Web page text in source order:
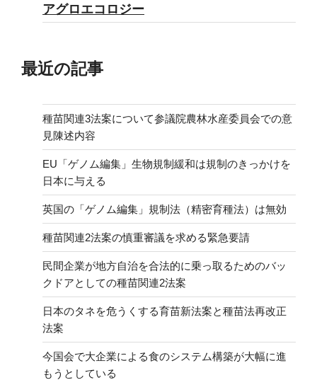
アグロエコロジー
最近の記事
種苗関連3法案について参議院農林水産委員会での意
見陳述内容
EU「ゲノム編集」生物規制緩和は規制のきっかけを
日本に与える
英国の「ゲノム編集」規制法（精密育種法）は無効
種苗関連2法案の慎重審議を求める緊急要請
民間企業が地方自治を合法的に乗っ取るためのバッ
クドアとしての種苗関連2法案
日本のタネを危うくする育苗新法案と種苗法再改正
法案
今国会で大企業による食のシステム構築が大幅に進
もうとしている